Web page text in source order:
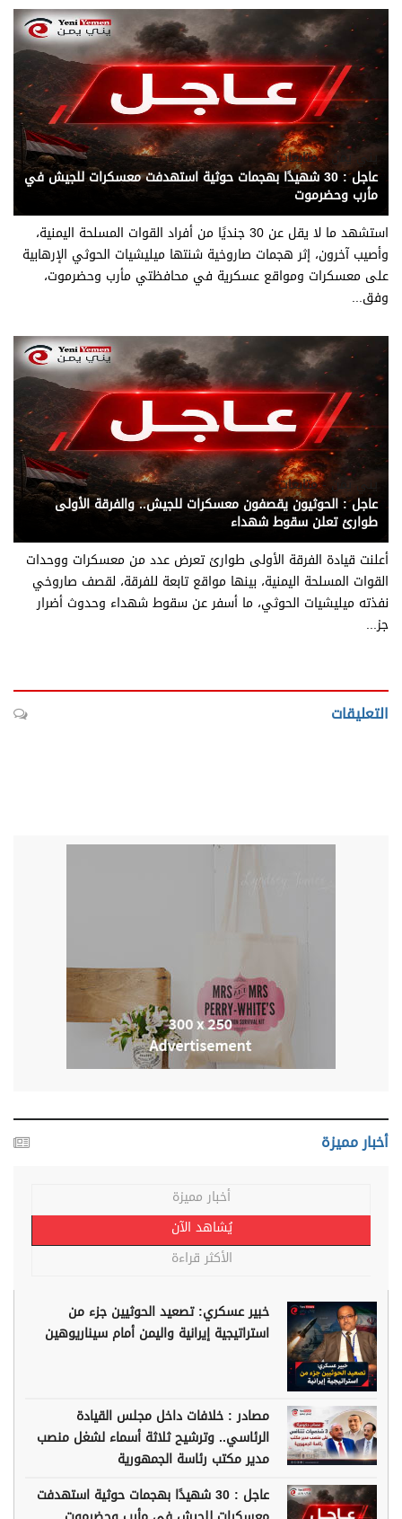
يني يمن - متابعات
عاجل : 30 شهيدًا بهجمات حوثية استهدفت معسكرات للجيش في
مأرب وحضرموت
استشهد ما لا يقل عن 30 جنديًا من أفراد القوات المسلحة اليمنية،
وأصيب آخرون، إثر هجمات صاروخية شنتها ميليشيات الحوثي الإرهابية
على معسكرات ومواقع عسكرية في محافظتي مأرب وحضرموت،
وفق...
يني يمن - متابعات
عاجل : الحوثيون يقصفون معسكرات للجيش.. والفرقة الأولى
طوارئ تعلن سقوط شهداء
أعلنت قيادة الفرقة الأولى طوارئ تعرض عدد من معسكرات ووحدات
القوات المسلحة اليمنية، بينها مواقع تابعة للفرقة، لقصف صاروخي
نفذته ميليشيات الحوثي، ما أسفر عن سقوط شهداء وحدوث أضرار
جز...
التعليقات
أخبار مميزة
أخبار مميزة
يُشاهد الآن
الأكثر قراءة
خبير عسكري: تصعيد الحوثيين جزء من
استراتيجية إيرانية واليمن أمام سيناريوهين
مصادر : خلافات داخل مجلس القيادة
الرئاسي.. وترشيح ثلاثة أسماء لشغل منصب
مدير مكتب رئاسة الجمهورية
عاجل : 30 شهيدًا بهجمات حوثية استهدفت